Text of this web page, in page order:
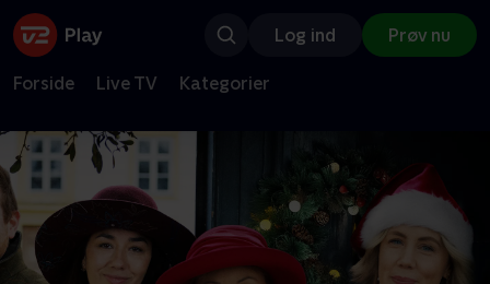
Log ind Prøv nu
Forside Live TV Kategorier